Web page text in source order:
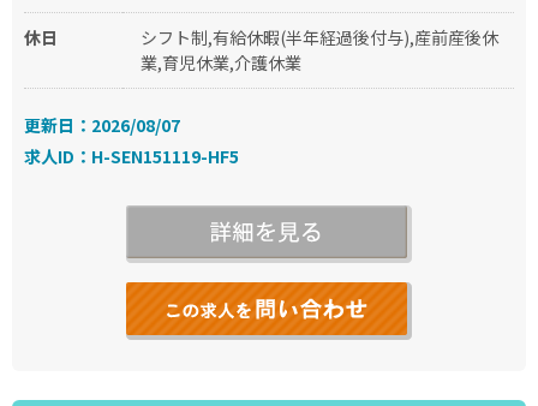
休日
シフト制,有給休暇(半年経過後付与),産前産後休
業,育児休業,介護休業
更新日：2026/08/07
求人ID：H-SEN151119-HF5